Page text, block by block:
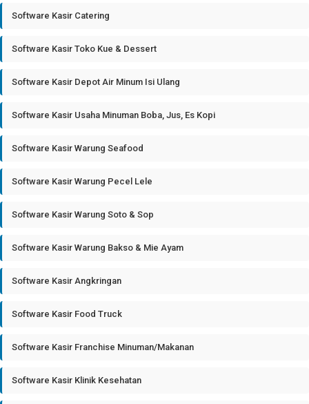
Software Kasir Catering
Software Kasir Toko Kue & Dessert
Software Kasir Depot Air Minum Isi Ulang
Software Kasir Usaha Minuman Boba, Jus, Es Kopi
Software Kasir Warung Seafood
Software Kasir Warung Pecel Lele
Software Kasir Warung Soto & Sop
Software Kasir Warung Bakso & Mie Ayam
Software Kasir Angkringan
Software Kasir Food Truck
Software Kasir Franchise Minuman/Makanan
Software Kasir Klinik Kesehatan